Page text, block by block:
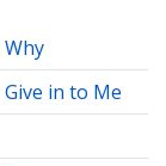
Why
Give in to Me